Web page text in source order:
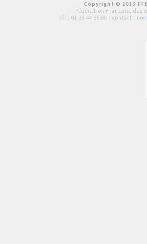
Copyright © 2015
Fédération Française des
tél : 01 39 44 65 80 | contact :